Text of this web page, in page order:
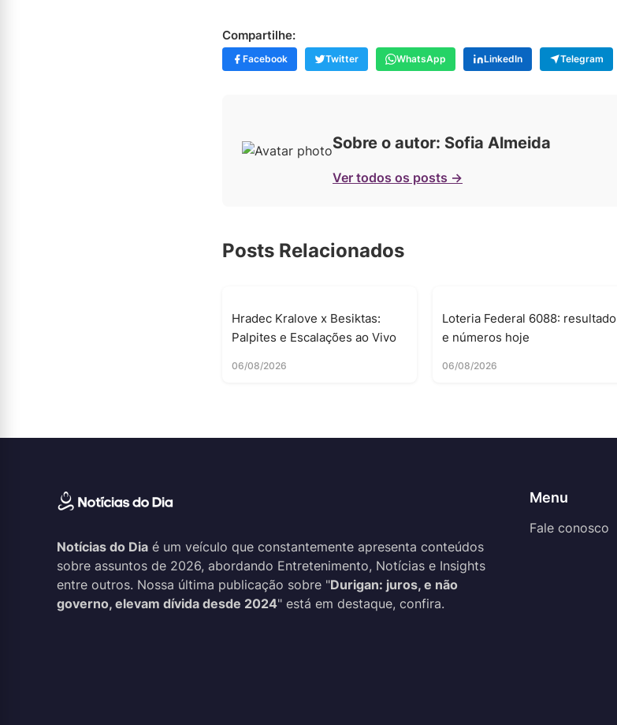
Compartilhe:
Facebook Twitter WhatsApp LinkedIn Telegram
Sobre o autor: Sofia Almeida
Ver todos os posts →
Posts Relacionados
Hradec Kralove x Besiktas:
Palpites e Escalações ao Vivo
06/08/2026
Loteria Federal 6088: resultado
e números hoje
06/08/2026
Notícias do Dia é um veículo que constantemente apresenta conteúdos
sobre assuntos de 2026, abordando Entretenimento, Notícias e Insights
entre outros. Nossa última publicação sobre "Durigan: juros, e não
governo, elevam dívida desde 2024" está em destaque, confira.
Menu
Fale conosco